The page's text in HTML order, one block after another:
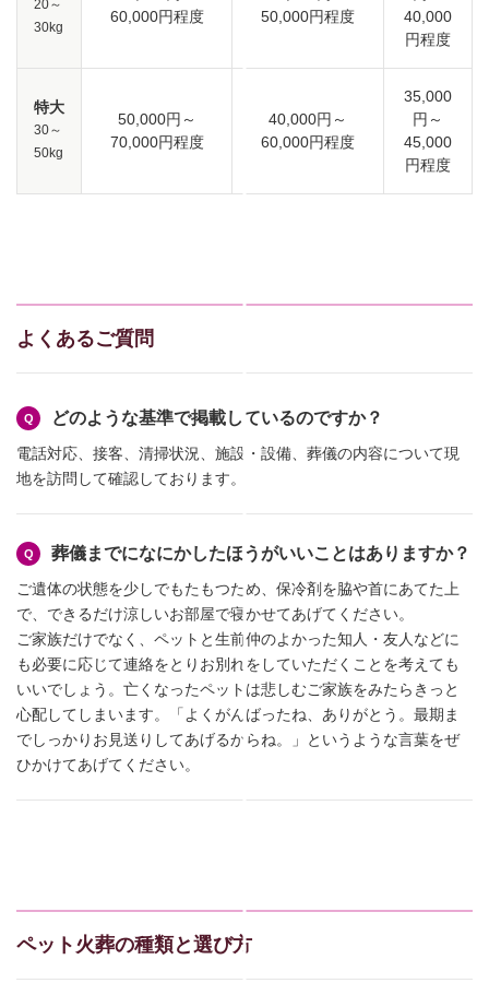
20～
30kg
60,000円程度
50,000円程度
40,000
円程度
特大
30～
50kg
50,000円～
70,000円程度
40,000円～
60,000円程度
35,000
円～
45,000
円程度
よくあるご質問
どのような基準で掲載しているのですか？
電話対応、接客、清掃状況、施設・設備、葬儀の内容について現
地を訪問して確認しております。
葬儀までになにかしたほうがいいことはありますか？
ご遺体の状態を少しでもたもつため、保冷剤を脇や首にあてた上
で、できるだけ涼しいお部屋で寝かせてあげてください。
ご家族だけでなく、ペットと生前仲のよかった知人・友人などに
も必要に応じて連絡をとりお別れをしていただくことを考えても
いいでしょう。亡くなったペットは悲しむご家族をみたらきっと
心配してしまいます。「よくがんばったね、ありがとう。最期ま
でしっかりお見送りしてあげるからね。」というような言葉をぜ
ひかけてあげてください。
ペット火葬の種類と選び方